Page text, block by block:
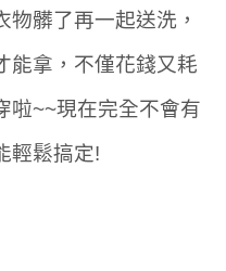
髒了再一起送洗，
能拿，不僅花錢又耗
啦~~現在完全不會有
輕鬆搞定!